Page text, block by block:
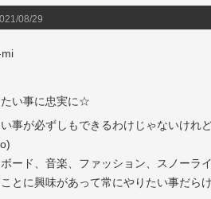
08/29
い事に忠実に☆
事が必ずしもできるわけじゃないけれ
ード、音楽、ファッション、スノーラ
とに興味があって常にやりたい事だら